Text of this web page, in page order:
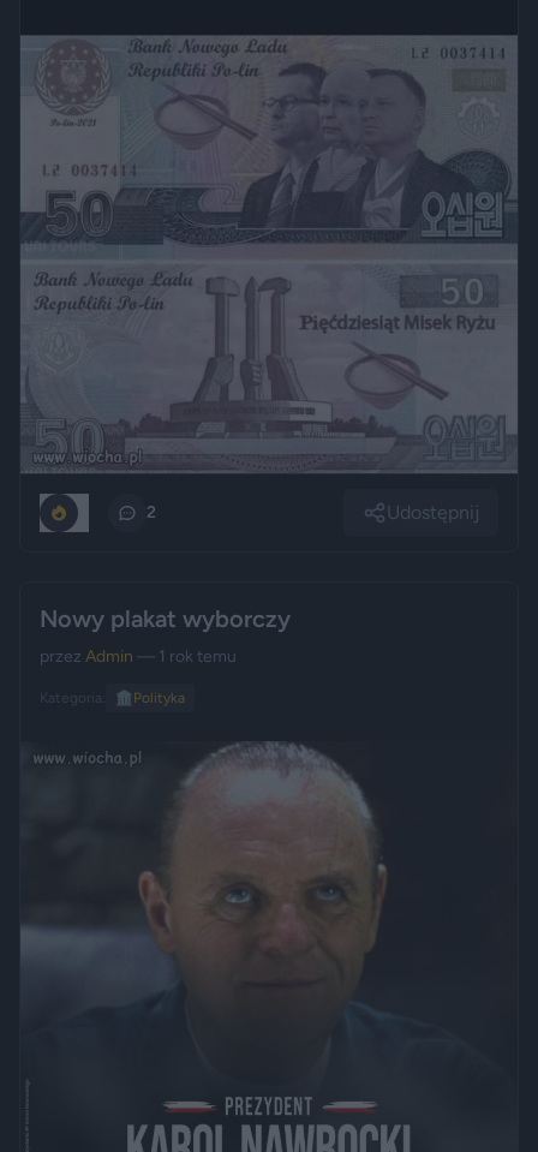
2 Udostępnij
Nowy plakat wyborczy
przez Admin — 1 rok temu
Kategoria: 🏛️ Polityka